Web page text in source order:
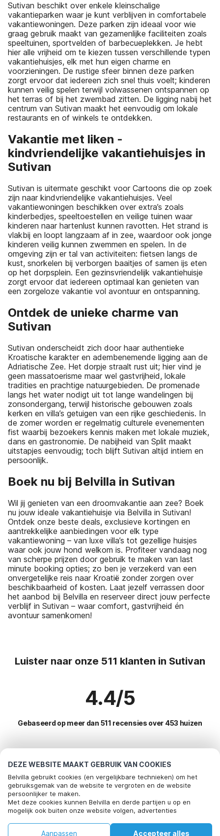
DEZE WEBSITE MAAKT GEBRUIK VAN COOKIES
Belvilla gebruikt cookies (en vergelijkbare technieken) om het
gebruiksgemak van de website te vergroten en de website
persoonlijker te maken.
Met deze cookies kunnen Belvilla en derde partijen u op en
mogelijk ook buiten onze website volgen, advertenties
social media.
Accepteer alles
Aanpassen
Sutivan beschikt over enkele kleinschalige
vakantieparken waar je kunt verblijven in comfortabele
vakantiewoningen. Deze parken zijn ideaal voor wie
graag gebruik maakt van gezamenlijke faciliteiten zoals
speeltuinen, sportvelden of barbecueplekken. Je hebt
hier alle vrijheid om te kiezen tussen verschillende typen
vakantiehuisjes, elk met hun eigen charme en
voorzieningen. De rustige sfeer binnen deze parken
zorgt ervoor dat iedereen zich snel thuis voelt; kinderen
kunnen veilig spelen terwijl volwassenen ontspannen op
het terras of bij het zwembad zitten. De ligging nabij het
centrum van Sutivan maakt het eenvoudig om lokale
restaurants en of winkels te ontdekken.
Vakantie met liken -
kindvriendelijke vakantiehuisjes in
Sutivan
Sutivan is uitermate geschikt voor Cartoons die op zoek
zijn naar kindvriendelijke vakantiehuisjes. Veel
vakantiewoningen beschikken over extra’s zoals
kinderbedjes, speeltoestellen en veilige tuinen waar
kinderen naar hartenlust kunnen ravotten. Het strand is
vlakbij en loopt langzaam af in zee, waardoor ook jonge
kinderen veilig kunnen zwemmen en spelen. In de
omgeving zijn er tal van activiteiten: fietsen langs de
kust, snorkelen bij verborgen baaitjes of samen ijs eten
op het dorpsplein. Een gezinsvriendelijk vakantiehuisje
zorgt ervoor dat iedereen optimaal kan genieten van
een zorgeloze vakantie vol avontuur en ontspanning.
Ontdek de unieke charme van
Sutivan
Sutivan onderscheidt zich door haar authentieke
Kroatische karakter en adembenemende ligging aan de
Adriatische Zee. Het dorpje straalt rust uit; hier vind je
geen massatoerisme maar wel gastvrijheid, lokale
tradities en prachtige natuurgebieden. De promenade
langs het water nodigt uit tot lange wandelingen bij
zonsondergang, terwijl historische gebouwen zoals
kerken en villa’s getuigen van een rijke geschiedenis. In
de zomer worden er regelmatig culturele evenementen
fist waarbij bezoekers kennis maken met lokale muziek,
dans en gastronomie. De nabijheid van Split maakt
uitstapjes eenvoudig; toch blijft Sutivan altijd intiem en
persoonlijk.
Boek nu bij Belvilla in Sutivan
Wil jij genieten van een droomvakantie aan zee? Boek
nu jouw ideale vakantiehuisje via Belvilla in Sutivan!
Ontdek onze beste deals, exclusieve kortingen en
aantrekkelijke aanbiedingen voor elk type
vakantiewoning – van luxe villa’s tot gezellige huisjes
waar ook jouw hond welkom is. Profiteer vandaag nog
van scherpe prijzen door gebruik te maken van last
minute booking opties; zo ben je verzekerd van een
onvergetelijke reis naar Kroatië zonder zorgen over
beschikbaarheid of kosten. Laat jezelf verrassen door
het aanbod bij Belvilla en reserveer direct jouw perfecte
verblijf in Sutivan – waar comfort, gastvrijheid én
avontuur samenkomen!
Luister naar onze 511 klanten in Sutivan
4.4/5
Gebaseerd op meer dan 511 recensies over 453 huizen
Meest populaire bestemmingen voor
vakantie
Top steden met top voorzieningen voor vakantie
Vakantie appartementen bol
Vakantie appartementen dol
Populaire voorzieningen voor vakantie in Sutivan
Vakantie appartementen